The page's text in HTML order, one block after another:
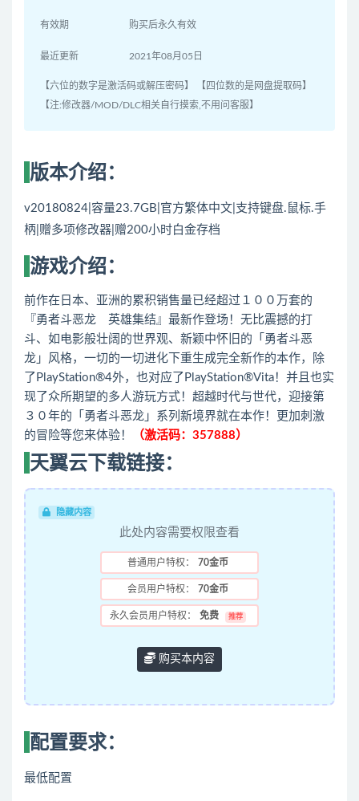
有效期 购买后永久有效
最近更新 2021年08月05日
【六位的数字是激活码或解压密码】 【四位数的是网盘提取码】
【注:修改器/MOD/DLC相关自行摸索,不用问客服】
版本介绍：
v20180824|容量23.7GB|官方繁体中文|支持键盘.鼠标.手
柄|赠多项修改器|赠200小时白金存档
游戏介绍：
前作在日本、亚洲的累积销售量已经超过１００万套的
『勇者斗恶龙 英雄集结』最新作登场！无比震撼的打
斗、如电影般壮阔的世界观、新颖中怀旧的「勇者斗恶
龙」风格，一切的一切进化下重生成完全新作的本作，除
了PlayStation®4外，也对应了PlayStation®Vita！并且也实
现了众所期望的多人游玩方式！超越时代与世代，迎接第
３０年的「勇者斗恶龙」系列新境界就在本作！更加刺激
的冒险等您来体验！
（激活码：357888）
天翼云下载链接：
隐藏内容
此处内容需要权限查看
普通用户特权： 70金币
会员用户特权： 70金币
永久会员用户特权： 免费 推荐
购买本内容
配置要求：
最低配置